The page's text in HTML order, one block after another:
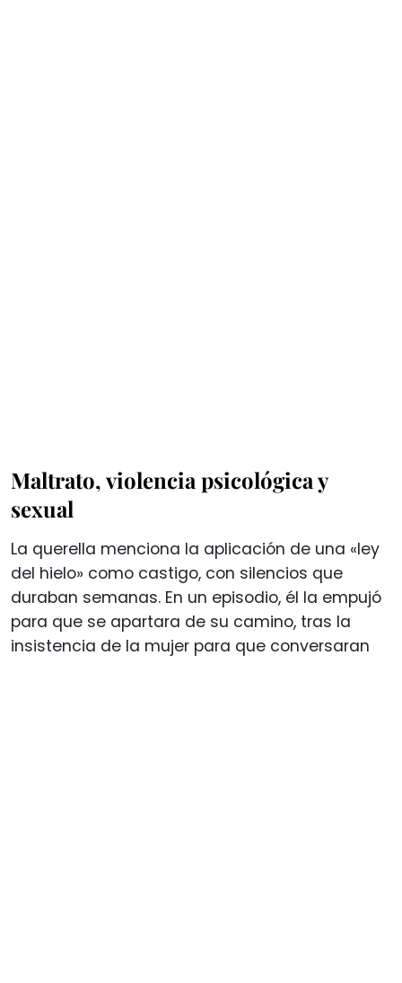
Maltrato, violencia psicológica y
sexual
La querella menciona la aplicación de una «ley
del hielo» como castigo, con silencios que
duraban semanas. En un episodio, él la empujó
para que se apartara de su camino, tras la
insistencia de la mujer para que conversaran